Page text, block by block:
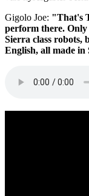
Gigolo Joe: "That's
perform there. Only
Sierra class robots,
English, all made